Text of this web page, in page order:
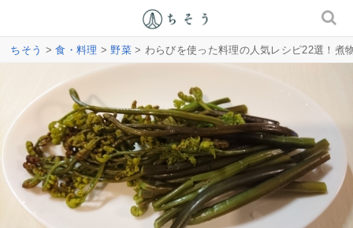
ちそう >食・料理 >野菜> わらびを使った料理の人気レシピ22選！煮